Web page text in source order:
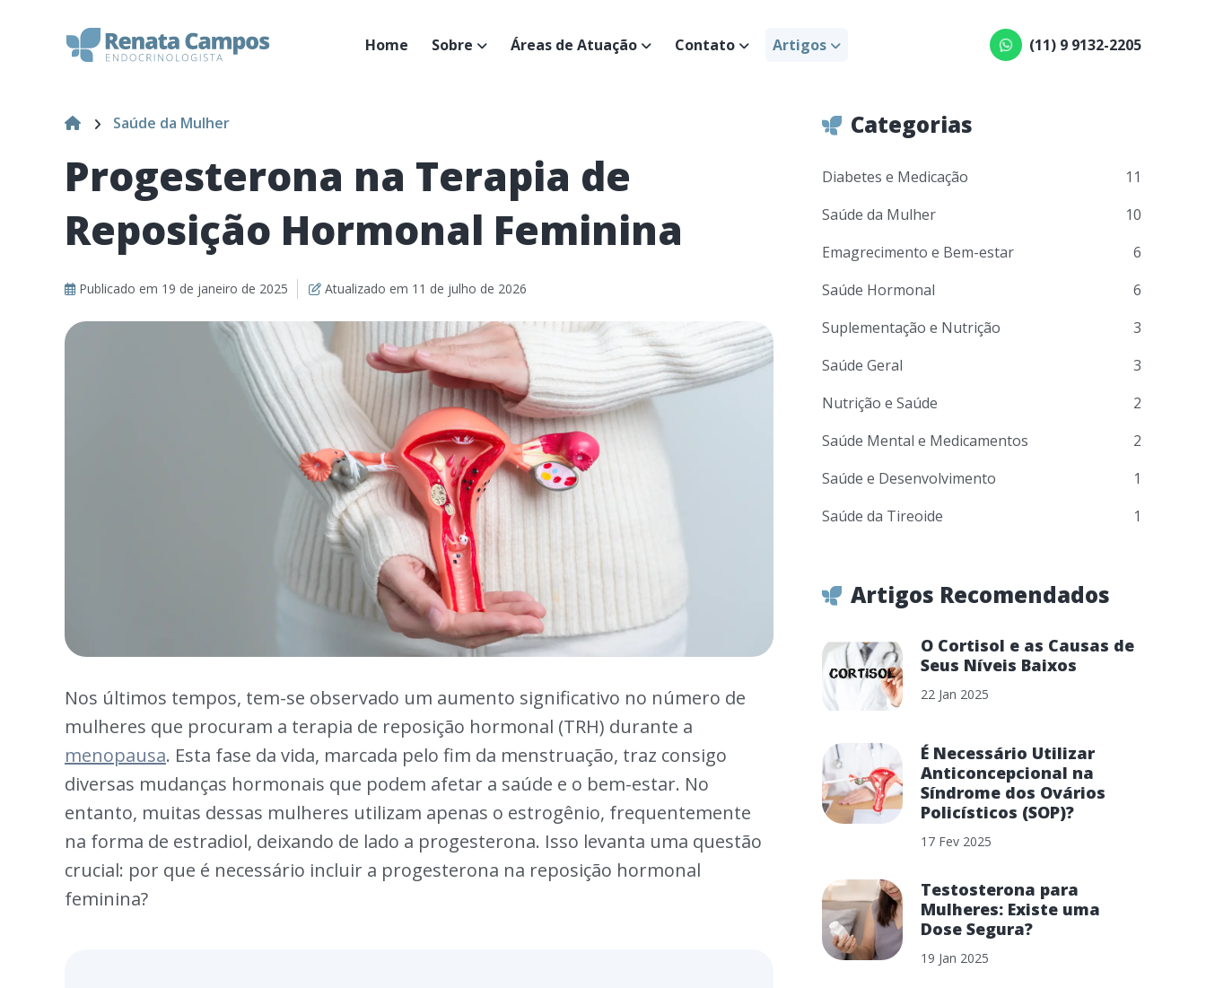
Home Sobre Áreas de Atuação Contato Artigos (11) 9 9132-2205
Saúde da Mulher
Progesterona na Terapia de
Reposição Hormonal Feminina
Publicado em 19 de janeiro de 2025 Atualizado em 11 de julho de 2026
Nos últimos tempos, tem-se observado um aumento significativo no número de
mulheres que procuram a terapia de reposição hormonal (TRH) durante a
menopausa. Esta fase da vida, marcada pelo fim da menstruação, traz consigo
diversas mudanças hormonais que podem afetar a saúde e o bem-estar. No
entanto, muitas dessas mulheres utilizam apenas o estrogênio, frequentemente
na forma de estradiol, deixando de lado a progesterona. Isso levanta uma questão
crucial: por que é necessário incluir a progesterona na reposição hormonal
feminina?
Categorias
Diabetes e Medicação
11
Saúde da Mulher
10
Emagrecimento e Bem-estar
6
Saúde Hormonal
6
Suplementação e Nutrição
3
Saúde Geral
3
Nutrição e Saúde
2
Saúde Mental e Medicamentos
2
Saúde e Desenvolvimento
1
Saúde da Tireoide
1
Artigos Recomendados
O Cortisol e as Causas de
Seus Níveis Baixos
22 Jan 2025
É Necessário Utilizar
Anticoncepcional na
Síndrome dos Ovários
Policísticos (SOP)?
17 Fev 2025
Testosterona para
Mulheres: Existe uma
Dose Segura?
19 Jan 2025